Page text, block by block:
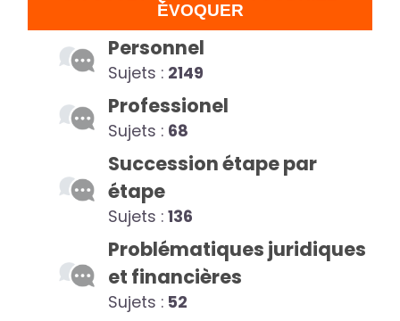
ÉVOQUER
Personnel
Sujets : 2149
Professionel
Sujets : 68
Succession étape par
étape
Sujets : 136
Problématiques juridiques
et financières
Sujets : 52